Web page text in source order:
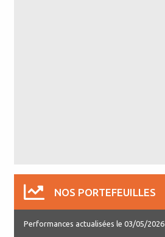
NOS PORTEFEUILLES
Performances actualisées le 03/05/2026